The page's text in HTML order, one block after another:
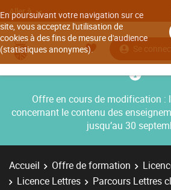
En poursuivant votre navigation sur ce
site, vous acceptez l'utilisation de
cookies à des fins de mesure d'audience
(statistiques anonymes).
Aller à
Se
Offre en cours de modification
concernant le contenu des
jusqu’au 30
Accueil Offre de formation
Licence Lettres
Parcours Lettres